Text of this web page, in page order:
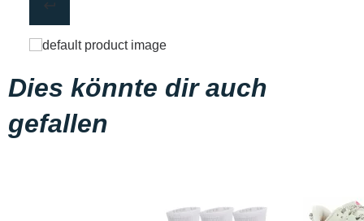
Dies könnte dir auch
gefallen